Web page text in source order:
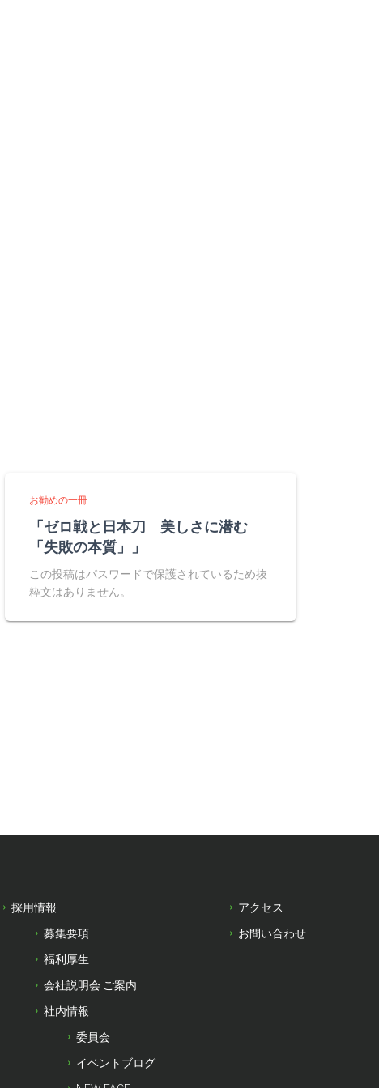
お勧めの一冊
「ゼロ戦と日本刀 美しさに潜む
「失敗の本質」」
この投稿はパスワードで保護されているため抜
粋文はありません。
採用情報
募集要項
福利厚生
会社説明会 ご案内
社内情報
委員会
イベントブログ
アクセス
お問い合わせ